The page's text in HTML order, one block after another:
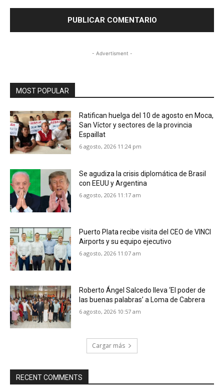
- Advertisment -
MOST POPULAR
Ratifican huelga del 10 de agosto en Moca,
San Víctor y sectores de la provincia
Espaillat
6 agosto, 2026 11:24 pm
Se agudiza la crisis diplomática de Brasil
con EEUU y Argentina
6 agosto, 2026 11:17 am
Puerto Plata recibe visita del CEO de VINCI
Airports y su equipo ejecutivo
6 agosto, 2026 11:07 am
Roberto Ángel Salcedo lleva ‘El poder de
las buenas palabras’ a Loma de Cabrera
6 agosto, 2026 10:57 am
Cargar más
RECENT COMMENTS